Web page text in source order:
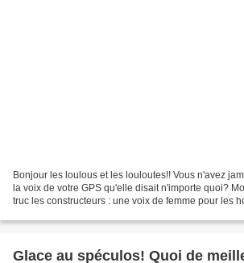
Bonjour les loulous et les louloutes!! Vous n'avez
la voix de votre GPS qu'elle disait n'importe quoi?
truc les constructeurs : une voix de femme pour les
Glace au spéculos! Quoi de